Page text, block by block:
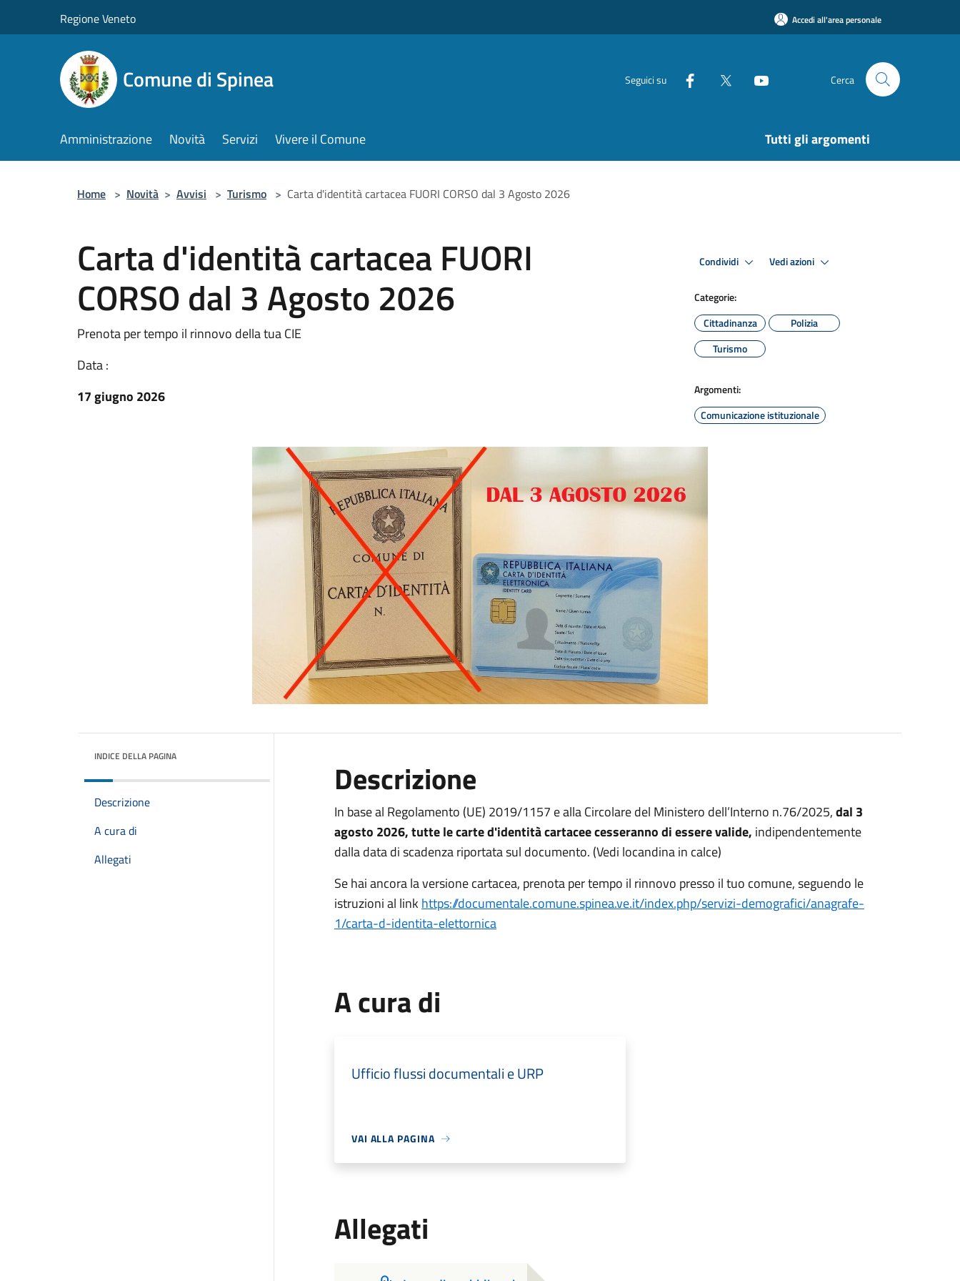
Regione Veneto Accedi all'area personale
Comune di Spinea Seguici su Cerca
Amministrazione Novità Servizi Vivere il Comune Tutti gli argomenti
Home > Novità > Avvisi > Turismo > Carta d'identità cartacea FUORI CORSO dal 3 Agosto 2026
Carta d'identità cartacea FUORI
CORSO dal 3 Agosto 2026
Prenota per tempo il rinnovo della tua CIE
Data :
17 giugno 2026
Condividi Vedi azioni
Categorie:
Cittadinanza
Polizia
Turismo
Argomenti:
Comunicazione istituzionale
INDICE DELLA PAGINA
Descrizione
A cura di
Allegati
Descrizione
In base al Regolamento (UE) 2019/1157 e alla Circolare del Ministero dell’Interno n.76/2025,dal 3
agosto 2026, tutte le carte d'identità cartacee cesseranno di essere valide, indipendentemente
dalla data di scadenza riportata sul documento. (Vedi locandina in calce)
Se hai ancora la versione cartacea, prenota per tempo il rinnovo presso il tuo comune, seguendo le
istruzioni al link https://documentale.comune.spinea.ve.it/index.php/servizi-demografici/anagrafe-
1/carta-d-identita-elettornica
A cura di
Ufficio flussi documentali e URP
VAI ALLA PAGINA
Allegati